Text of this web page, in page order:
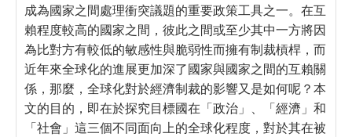
成為國家之間處理衝突議題的重要政策工具之一。在互
賴程度較高的國家之間，彼此之間或至少其中一方將因
為比對方有較低的敏感性與脆弱性而擁有制裁槓桿，而
近年來全球化的進展更加深了國家與國家之間的互賴關
係，那麼，全球化對於經濟制裁的影響又是如何呢？本
文的目的，即在於探究目標國在「政治」、「經濟」和
「社會」這三個不同面向上的全球化程度，對於其在被